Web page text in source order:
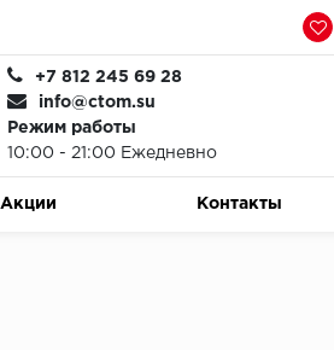
+7 812 245 69 28
info@ctom.su
Режим работы
10:00 - 21:00 Ежедневно
Акции Контакты